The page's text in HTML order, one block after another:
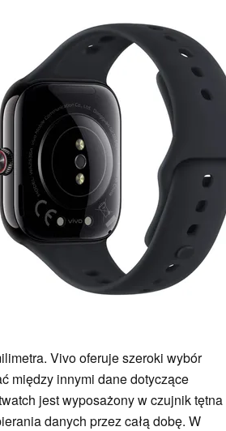
Vivo oferuje szeroki wybór
między innymi dane dotyczące
jest wyposażony w czujnik tętna
danych przez całą dobę. W